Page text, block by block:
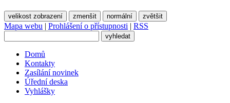
velikost zobrazení zmenšit normální zvětšit
Mapa webu | Prohlášení o přístupnosti | RSS
Domů
Kontakty
Zasílání novinek
Úřední deska
Vyhlášky